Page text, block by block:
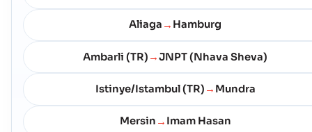
Aliaga → Hamburg
Ambarli (TR) →JNPT (Nhava Sheva)
Istinye/Istambul (TR) → Mundra
Mersin → Imam Hasan